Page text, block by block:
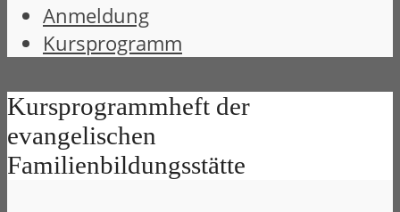
Anmeldung
Kursprogramm
Kursprogrammheft der
evangelischen
Familienbildungsstätte